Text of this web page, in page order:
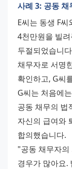
사례 3: 공동 채
E씨는 동생 F
4천만원을 빌
두절되었습니
채무자로 서명
확인하고, G씨
G씨는 처음에
공동 채무의 법
자신의 급여와
합의했습니다.
"공동 채무자
경우가 많아요.